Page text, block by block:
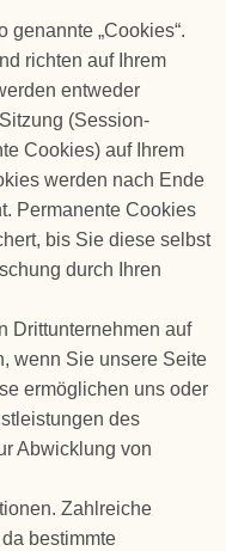
genannte „Cookies“.
richten auf Ihrem
entweder
(Session-
Cookies) auf Ihrem
werden nach Ende
Permanente Cookies
bis Sie diese selbst
durch Ihren
Drittunternehmen auf
wenn Sie unsere Seite
ermöglichen uns oder
des
Abwicklung von
Zahlreiche
bestimmte